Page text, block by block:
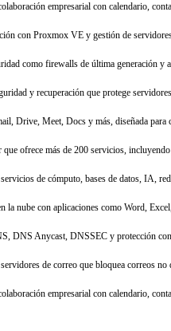
empresarial con calendario,
con Proxmox VE y gestión de
como firewalls de última generación y
y recuperación que protege
Drive, Meet, Docs y más, diseñada
ofrece más de 200 servicios,
de cómputo, bases de datos, IA,
la nube con aplicaciones como Word,
DNS Anycast, DNSSEC y protección
de correo que bloquea correos no
empresarial con calendario,